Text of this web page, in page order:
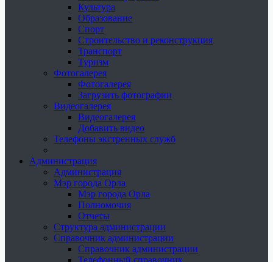
Культура
Образование
Спорт
Строительство и реконструкция
Транспорт
Туризм
Фотогалерея
Фотогалерея
Загрузить фотографии
Видеогалерея
Видеогалерея
Добавить видео
Телефоны экстренных служб
Администрация
Администрация
Мэр города Орла
Мэр города Орла
Полномочия
Отчеты
Структура администрации
Справочник администрации
Справочник администрации
Телефонный справочник